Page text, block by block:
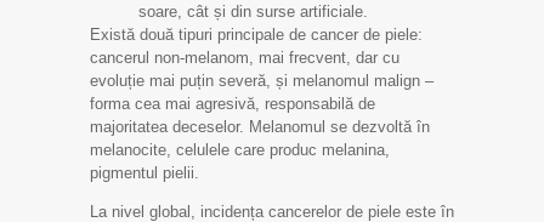
soare, cât și din surse artificiale.
Există două tipuri principale de cancer de piele:
cancerul non-melanom, mai frecvent, dar cu
evoluție mai puțin severă, și melanomul malign –
forma cea mai agresivă, responsabilă de
majoritatea deceselor. Melanomul se dezvoltă în
melanocite, celulele care produc melanina,
pigmentul pielii.
La nivel global, incidența cancerelor de piele este în